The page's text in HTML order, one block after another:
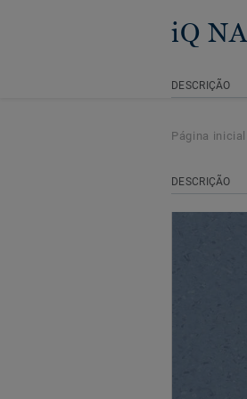
iQ
DESCRIÇÃO
Página inicial
DESCRIÇÃO